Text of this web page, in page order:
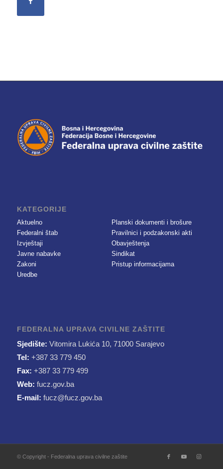
KATEGORIJE
Aktuelno
Federalni štab
Izvještaji
Javne nabavke
Zakoni
Uredbe
Planski dokumenti i brošure
Pravilnici i podzakonski akti
Obavještenja
Sindikat
Pristup informacijama
FEDERALNA UPRAVA CIVILNE ZAŠTITE
Sjedište: Vitomira Lukića 10, 71000 Sarajevo
Tel: +387 33 779 450
Fax: +387 33 779 499
Web: fucz.gov.ba
E-mail: fucz@fucz.gov.ba
© Copyright - Federalna uprava civilne zaštite